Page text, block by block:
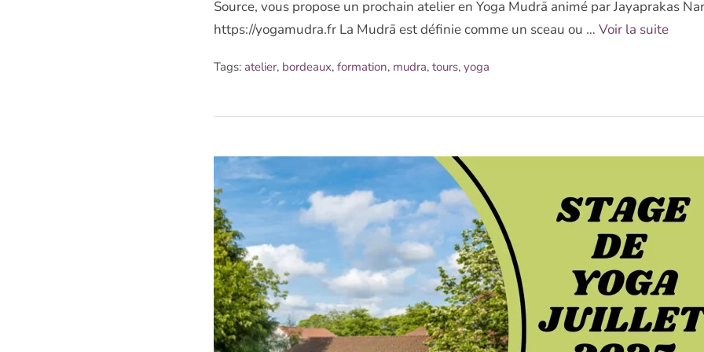
Source, vous propose un prochain atelier en Yoga Mudrā animé par Jayaprakas
https://yogamudra.fr La Mudrā est définie comme un sceau ou … Voir la suite
Tags: atelier, bordeaux, formation, mudra, tours, yoga